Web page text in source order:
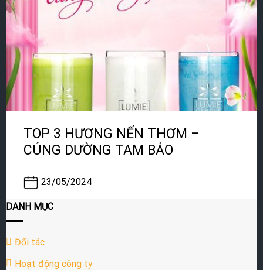
TOP 3 HƯƠNG NẾN THƠM –
CÚNG DƯỜNG TAM BẢO
23/05/2024
DANH MỤC
Đối tác
Hoạt động công ty